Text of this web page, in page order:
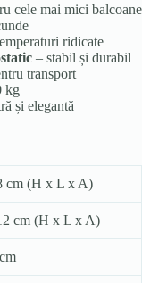
cele mai mici balcoane
ridicate
– stabil și durabil
transport
kg
și elegantă
cm (H x L x A)
cm (H x L x A)